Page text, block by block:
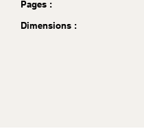
Pages :
Dimensions :